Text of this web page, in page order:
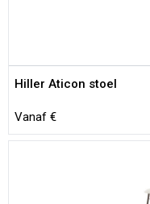
Hiller Aticon stoel
Vanaf €